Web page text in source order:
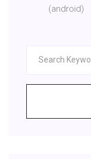
(android)